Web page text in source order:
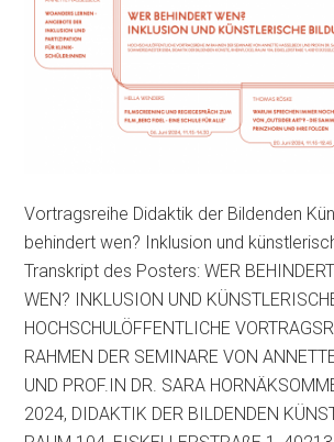
Vortragsreihe Didaktik der Bildenden
behindert wen? Inklusion und
Transkript des Posters: WER BEHINDERT
WEN? INKLUSION UND
HOCHSCHULÖFFENTLICHE
RAHMEN DER SEMINARE VON
UND PROF.IN DR. SARA
2024, DIDAKTIK DER BILDENDEN